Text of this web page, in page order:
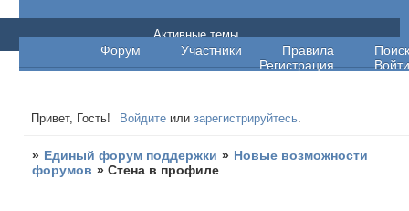
Единый форум поддержки
Форум Участники Правила
Поиск
Регистрация
Войти
Активные темы
Привет, Гость! Войдите илизарегистрируйтесь.
» Единый форум поддержки » Новые возможности
форумов »Стена в профиле